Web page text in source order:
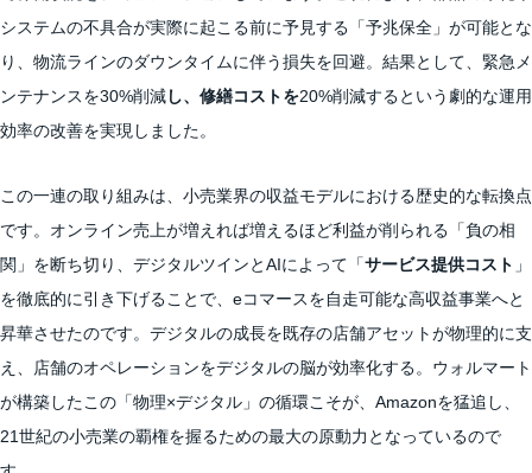
システムの不具合が実際に起こる前に予見する「予兆保全」が可能とな
り、物流ラインのダウンタイムに伴う損失を回避。結果として、緊急メ
ンテナンスを30%削減し、修繕コストを20%削減するという劇的な運用
効率の改善を実現しました。
この一連の取り組みは、小売業界の収益モデルにおける歴史的な転換点
です。オンライン売上が増えれば増えるほど利益が削られる「負の相
関」を断ち切り、デジタルツインとAIによって「サービス提供コスト 」
を徹底的に引き下げることで、eコマースを自走可能な高収益事業へと
昇華させたのです。デジタルの成長を既存の店舗アセットが物理的に支
え、店舗のオペレーションをデジタルの脳が効率化する。ウォルマート
が構築したこの「物理×デジタル」の循環こそが、Amazonを猛追し、
21世紀の小売業の覇権を握るための最大の原動力となっているので